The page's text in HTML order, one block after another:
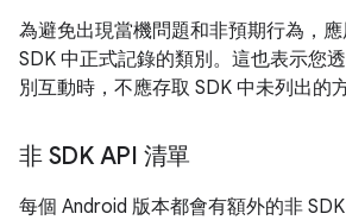
為避免出現當機問題和非預期行為，
SDK 中正式記錄的類別。這也表示您
別互動時，不應存取 SDK 中未列出的
非 SDK API 清單
每個 Android 版本都會有額外的非